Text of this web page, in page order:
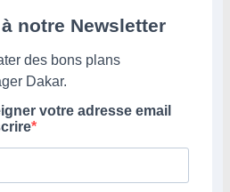
notre Newsletter
des bons plans
Dakar.
votre adresse email